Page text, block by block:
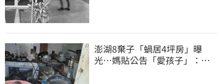
澎湖8棄子「蝸居4坪房」曝
光⋯媽貼公告「愛孩子」：還